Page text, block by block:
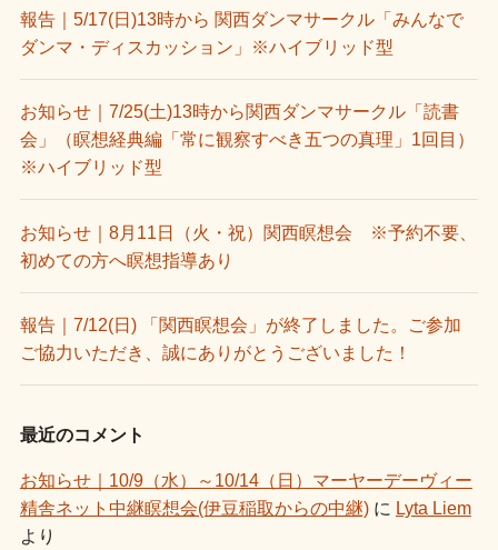
報告｜5/17(日)13時から 関西ダンマサークル「みんなで
ダンマ・ディスカッション」※ハイブリッド型
お知らせ｜7/25(土)13時から関西ダンマサークル「読書
会」（瞑想経典編「常に観察すべき五つの真理」1回目）
※ハイブリッド型
お知らせ｜8月11日（火・祝）関西瞑想会 ※予約不要、
初めての方へ瞑想指導あり
報告｜7/12(日) 「関西瞑想会」が終了しました。ご参加
ご協力いただき、誠にありがとうございました！
最近のコメント
お知らせ｜10/9（水）～10/14（日）マーヤーデーヴィー
精舎ネット中継瞑想会(伊豆稲取からの中継)に Lyta Liem
より